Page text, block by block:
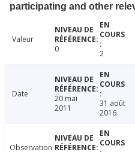
participating and other
Valeur
0
2
Date
20 mai
2011
31 août
2016
Observation